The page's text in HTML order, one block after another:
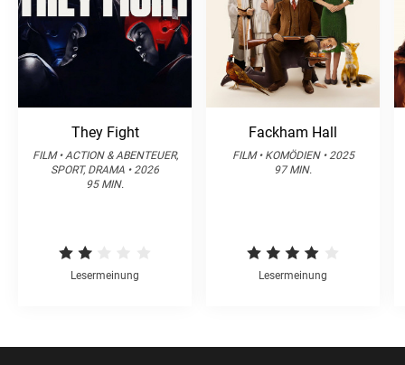
They Fight
FILM • ACTION & ABENTEUER,
SPORT, DRAMA • 2026
95 MIN.
Lesermeinung
Fackham Hall
FILM • KOMÖDIEN • 2025
97 MIN.
Lesermeinung